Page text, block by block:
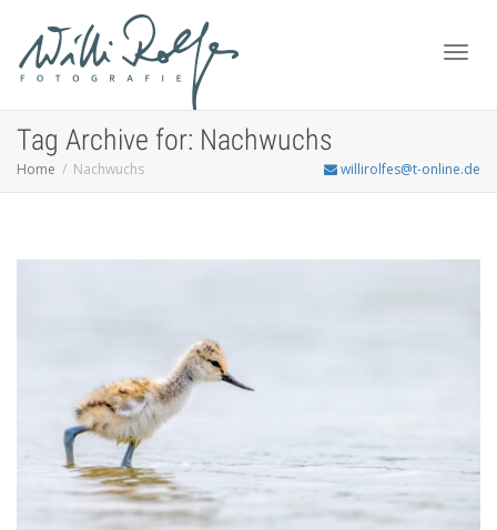
Tag Archive for: Nachwuchs
Home Nachwuchs willirolfes@t-online.de